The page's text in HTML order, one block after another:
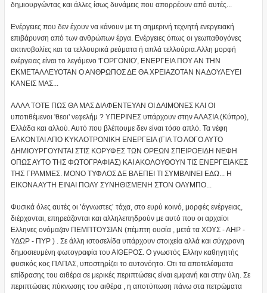
δημιουργώντας και άλλες ίσως δυνάμεις που απορρέουν από αυτές...
Ενέργειες που δεν έχουν να κάνουν με τη σημερινή τεχνητή ενεργειακή
επιβάρυνση από των ανθρώπων έργα. Ενέργειες όπως οι γεωπαθογόνες
ακτινοβολίες και τα τελλουρικά ρεύματα ή απλά τελλούρια.Αλλη μορφή
ενέργειας είναι το λεγόμενο 'ΓΟΡΓΟΝΙΟ', ΕΝΕΡΓΕΙΑ ΠΟΥ ΑΝ ΤΗΝ
ΕΚΜΕΤΑΛΛΕΥΟΤΑΝ Ο ΑΝΘΡΩΠΟΣ ΔΕ ΘΑ ΧΡΕΙΑΖΟΤΑΝ ΝΑ ΔΟΥΛΕΥΕΙ
ΚΑΝΕΙΣ ΜΑΣ...
ΑΛΛΑ ΤΟΤΕ ΠΩΣ ΘΑ ΜΑΣ ΔΙΑΦΕΝΤΕΥΑΝ ΟΙ ΔΑΙΜΟΝΕΣ ΚΑΙ ΟΙ
υποτιθέμενοι 'θεοι' νεφελήμ ? ΥΠΕΡΙΝΕΣ υπάρχουν στην ΑΛΑΣΙΑ (Κύπρο),
Ελλάδα και αλλού. Αυτό που βλέπουμε δεν είναι τόσο απλό. Τα νέφη
ΕΛΚΟΝΤΑΙ ΑΠΟ ΚΥΚΛΟΤΡΟΝΙΚΗ ΕΝΕΡΓΕΙΑ (ΓΙΑ ΤΟ ΛΟΓΟ ΑΥΤΟ
ΔΗΜΙΟΥΡΓΟΥΝΤΑΙ ΣΤΙΣ ΚΟΡΥΦΕΣ ΤΩΝ ΟΡΕΩΝ ΣΠΕΙΡΟΕΙΔΗ ΝΕΦΗ
ΟΠΩΣ ΑΥΤΟ ΤΗΣ ΦΩΤΟΓΡΑΦΙΑΣ) ΚΑΙ ΑΚΟΛΟΥΘΟΥΝ ΤΙΣ ΕΝΕΡΓΕΙΑΚΕΣ
ΤΗΣ ΓΡΑΜΜΕΣ. ΜΟΝΟ ΤΥΦΛΟΣ ΔΕ ΒΛΕΠΕΙ ΤΙ ΣΥΜΒΑΙΝΕΙ ΕΔΩ... Η
ΕΙΚΟΝΑ ΑΥΤΗ ΕΙΝΑΙ ΠΟΛΥ ΣΥΝΗΘΙΣΜΕΝΗ ΣΤΟΝ ΟΛΥΜΠΟ...
Φυσικά όλες αυτές οι ’άγνωστες’ τάχα, στο ευρύ κοινό, μορφές ενέργειας,
διέρχονται, επηρεάζονται και αλληλεπηδρούν με αυτό που οι αρχαίοι
Ελληνες ονόμαζαν ΠΕΜΠΤΟΥΣΙΑΝ (πέμπτη ουσία , μετά τα ΧΟΥΣ - ΑΗΡ -
ΥΔΩΡ - ΠΥΡ ) . Σε άλλη ιστοσελίδα υπάρχουν στοιχεία αλλά και σύγχρονη
δημοσιευμένη φωτογραφία του ΑΙΘΕΡΟΣ. Ο γνωστός Ελλην καθηγητής
φυσικός κος ΠΑΠΑΣ, υποστηρίζει το αυτονόητο. Οτι τα αποτελέσματα
επίδρασης του αιθέρα σε μερικές περιπτώσεις είναι εμφανή και στην ύλη. Σε
περιπτώσεις πύκνωσης του αιθέρα , η αποτύπωση πάνω στα πετρώματα